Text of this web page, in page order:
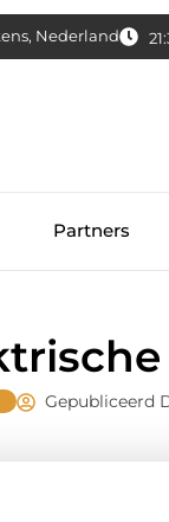
Gepubliceerd